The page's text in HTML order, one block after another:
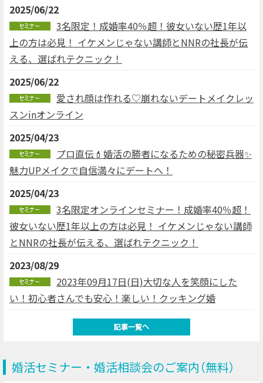
2025/06/22
3名限定！成婚率40％超！彼女いない歴1年以
上の方は必見！ イケメンじゃない講師とNNRの社長が伝
える、選ばれテクニック！
2025/06/22
愛され顔は作れる♡崩れないデートメイクレッ
スンinオンライン
2025/04/23
プロ直伝💄婚活の勝者になるための秘密兵器✨
魅力UPメイクで自信満々にデートへ！
2025/04/23
3名限定オンラインセミナー！成婚率40％超！
彼女いない歴1年以上の方は必見！ イケメンじゃない講師
とNNRの社長が伝える、選ばれテクニック！
2023/08/29
2023年09月17日(日)大切な人を笑顔にした
い！初心者さんでも安心！楽しい！クッキング婚
婚活セミナー・婚活相談会のご案内（無料）